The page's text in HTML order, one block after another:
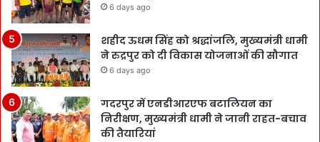
6 days ago
शहीद ऊधम सिंह को श्रद्धांजलि, मुख्यमंत्री धामी
ने रुद्रपुर को दी विकास योजनाओं की सौगात
6 days ago
गदरपुर में एनडीआरएफ बटालियन का
निरीक्षण, मुख्यमंत्री धामी ने जानी राहत-बचाव
की तैयारियां